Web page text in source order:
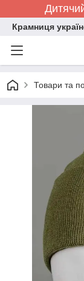
Крамниця
Товари та